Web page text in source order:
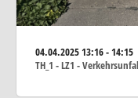
04.04.202513:16 - 14:15
TH_1 - LZ1 -